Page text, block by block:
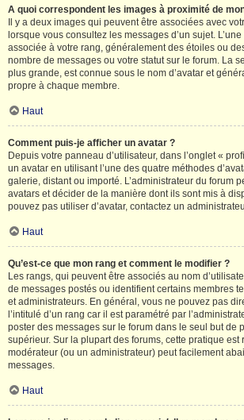
A quoi correspondent les images à proximité de
Il y a deux images qui peuvent être associées avec
lorsque vous consultez les messages d’un sujet.
associée à votre rang, généralement des étoiles ou
nombre de messages ou votre statut sur le forum. La
plus grande, est connue sous le nom d’avatar et
propre à chaque membre.
Haut
Comment puis-je afficher un avatar ?
Depuis votre panneau d’utilisateur, dans l’onglet «
un avatar en utilisant l’une des quatre méthodes
galerie, distant ou importé. L’administrateur du forum
avatars et décider de la manière dont ils sont mis à
pouvez pas utiliser d’avatar, contactez un
Haut
Qu’est-ce que mon rang et comment le modifier ?
Les rangs, qui peuvent être associés au nom
de messages postés ou identifient certains membres
et administrateurs. En général, vous ne pouvez pas
l’intitulé d’un rang car il est paramétré par
poster des messages sur le forum dans le seul but de
supérieur. Sur la plupart des forums, cette pratique est
modérateur (ou un administrateur) peut facilement
messages.
Haut